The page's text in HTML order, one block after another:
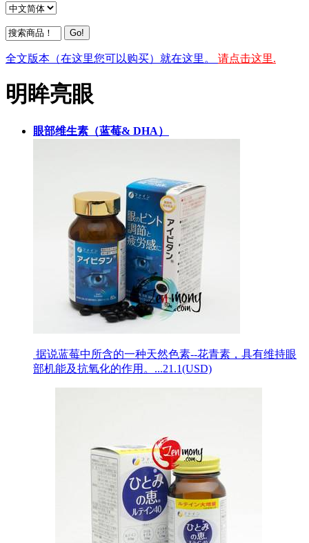
全文版本（在这里您可以购买）就在这里。 请点击这里.
明眸亮眼
眼部维生素（蓝莓& DHA）
据说蓝莓中所含的一种天然色素--花青素，具有维持眼
部机能及抗氧化的作用。...21.1(USD)